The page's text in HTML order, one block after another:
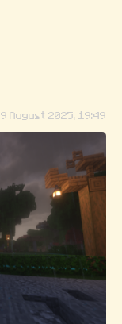
9 August 2025, 19:49